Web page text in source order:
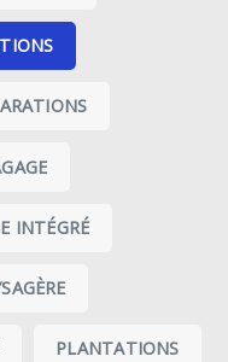
INTÉGRÉ
PLANTATIONS